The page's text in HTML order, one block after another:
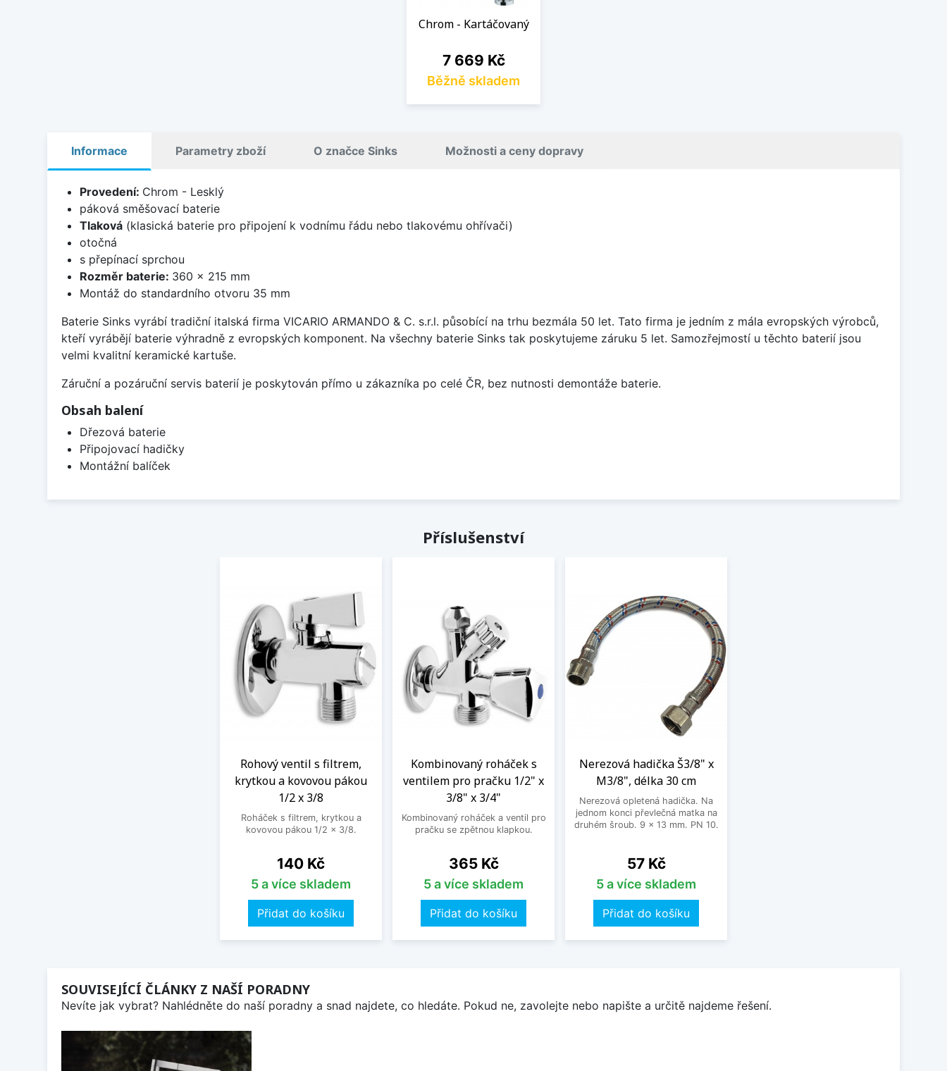
Chrom - Kartáčovaný
Cena
7 669 Kč
Běžně skladem
Informace Parametry zboží O značce Sinks Možnosti a ceny dopravy
Provedení: Chrom - Lesklý
páková směšovací baterie
Tlaková(klasická baterie pro připojení k vodnímu řádu nebo tlakovému ohřívači)
otočná
s přepínací sprchou
Rozměr baterie: 360 x 215 mm
Montáž do standardního otvoru 35 mm
Baterie Sinks vyrábí tradiční italská firma VICARIO ARMANDO & C. s.r.l. působící na trhu bezmála 50 let. Tato firma je jedním z mála evropských výrobců,
kteří vyrábějí baterie výhradně z evropských komponent. Na všechny baterie Sinks tak poskytujeme záruku 5 let. Samozřejmostí u těchto baterií jsou
velmi kvalitní keramické kartuše.
Záruční a pozáruční servis baterií je poskytován přímo u zákazníka po celé ČR, bez nutnosti demontáže baterie.
Obsah balení
Dřezová baterie
Připojovací hadičky
Montážní balíček
Příslušenství
Rohový ventil s filtrem,
krytkou a kovovou pákou
1/2 x 3/8
Roháček s filtrem, krytkou a
kovovou pákou 1/2 x 3/8.
Cena
140 Kč
5 a více skladem
Přidat do košíku
Kombinovaný roháček s
ventilem pro pračku 1/2" x
3/8" x 3/4"
Kombinovaný roháček a ventil pro
pračku se zpětnou klapkou.
Cena
365 Kč
5 a více skladem
Přidat do košíku
Nerezová hadička Š3/8" x
M3/8", délka 30 cm
Nerezová opletená hadička. Na
jednom konci převlečná matka na
druhém šroub. 9 x 13 mm. PN 10.
Cena
57 Kč
5 a více skladem
Přidat do košíku
SOUVISEJÍCÍ ČLÁNKY Z NAŠÍ PORADNY
Nevíte jak vybrat? Nahlédněte do naší poradny a snad najdete, co hledáte. Pokud ne, zavolejte nebo napište a určitě najdeme řešení.